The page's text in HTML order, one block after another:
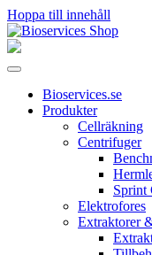
Hoppa till innehåll
Bioservices.se
Produkter
Cellräkning
Centrifuger
Sprint
Elektrofores
Extraktorer